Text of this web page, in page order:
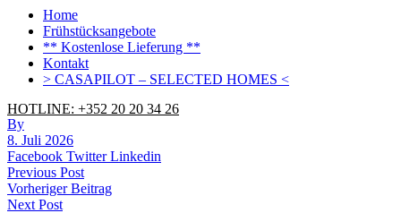
Home
Frühstücksangebote
** Kostenlose Lieferung **
Kontakt
> CASAPILOT – SELECTED HOMES <
HOTLINE: +352 20 20 34 26
By
8. Juli 2026
Facebook TwitterLinkedin
Beitrags-
Navigation
Previous Post
Vorheriger Beitrag
Next Post